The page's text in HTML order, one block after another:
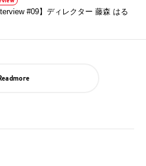
#09】ディレクター 藤森 はる